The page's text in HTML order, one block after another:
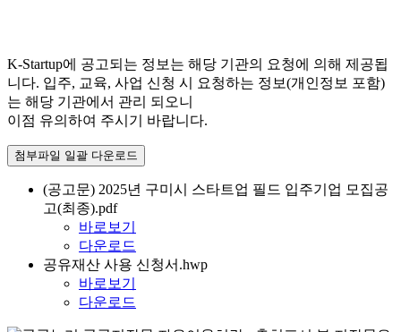
K-Startup에 공고되는 정보는 해당 기관의 요청에 의해 제공됩
니다. 입주, 교육, 사업 신청 시 요청하는 정보(개인정보 포함)
는 해당 기관에서 관리 되오니
이점 유의하여 주시기 바랍니다.
첨부파일 일괄 다운로드
(공고문) 2025년 구미시 스타트업 필드 입주기업 모집공
고(최종).pdf
바로보기
다운로드
공유재산 사용 신청서.hwp
바로보기
다운로드